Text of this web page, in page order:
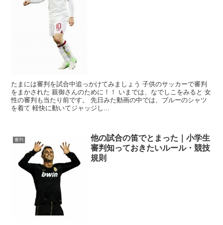
たまには審判を試合中追っかけてみましょう 子供のサッカーで審判
をまかされた 親御さんのために！！ いまでは、なでしこをみると 女
性の審判も当たり前です。 先日みた動画の中では、ブルーのシャツ
を着て 軽快に動いてジャッジし...
審判
他の試合の笛でとまった｜小学生
審判知っておきたいルール・競技
規則